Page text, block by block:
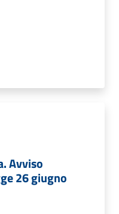
Avviso
26 giugno